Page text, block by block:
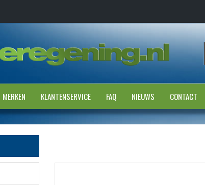
MERKEN KLANTENSERVICE FAQ NIEUWS CONTACT